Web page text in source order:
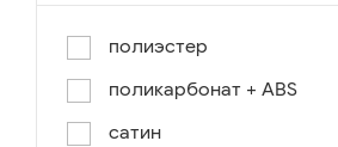
полиэстер
поликарбонат + ABS
сатин